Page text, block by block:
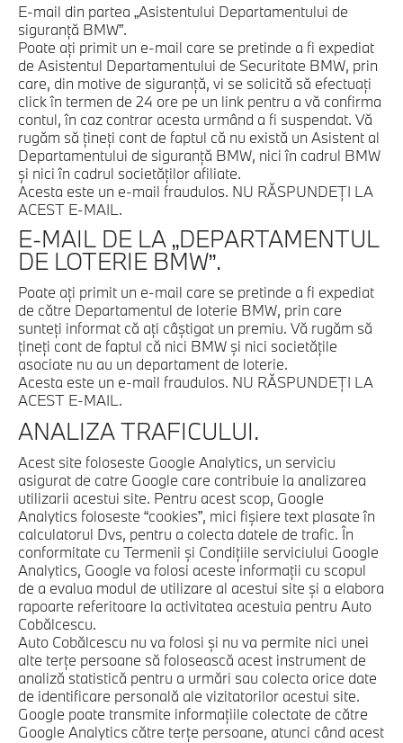
E-mail din partea „Asistentului Departamentului de
siguranţă BMW”.
Poate aţi primit un e-mail care se pretinde a fi expediat
de Asistentul Departamentului de Securitate BMW, prin
care, din motive de siguranţă, vi se solicită să efectuaţi
click în termen de 24 ore pe un link pentru a vă confirma
contul, în caz contrar acesta urmând a fi suspendat. Vă
rugăm să ţineţi cont de faptul că nu există un Asistent al
Departamentului de siguranţă BMW, nici în cadrul BMW
şi nici în cadrul societăţilor afiliate.
Acesta este un e-mail fraudulos. NU RĂSPUNDEŢI LA
ACEST E-MAIL.
E-MAIL DE LA „DEPARTAMENTUL
DE LOTERIE BMW”.
Poate aţi primit un e-mail care se pretinde a fi expediat
de către Departamentul de loterie BMW, prin care
sunteţi informat că aţi câştigat un premiu. Vă rugăm să
ţineţi cont de faptul că nici BMW şi nici societăţile
asociate nu au un departament de loterie.
Acesta este un e-mail fraudulos. NU RĂSPUNDEŢI LA
ACEST E-MAIL.
ANALIZA TRAFICULUI.
Acest site foloseste Google Analytics, un serviciu
asigurat de catre Google care contribuie la analizarea
utilizarii acestui site. Pentru acest scop, Google
Analytics foloseste “cookies”, mici fişiere text plasate în
calculatorul Dvs, pentru a colecta datele de trafic. În
conformitate cu Termenii şi Condiţiile serviciului Google
Analytics, Google va folosi aceste informaţii cu scopul
de a evalua modul de utilizare al acestui site şi a elabora
rapoarte referitoare la activitatea acestuia pentru Auto
Cobălcescu.
Auto Cobălcescu nu va folosi şi nu va permite nici unei
alte terţe persoane să folosească acest instrument de
analiză statistică pentru a urmări sau colecta orice date
de identificare personală ale vizitatorilor acestui site.
Google poate transmite informaţiile colectate de către
Google Analytics către terţe persoane, atunci când acest